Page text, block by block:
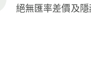
絕無匯率差價及